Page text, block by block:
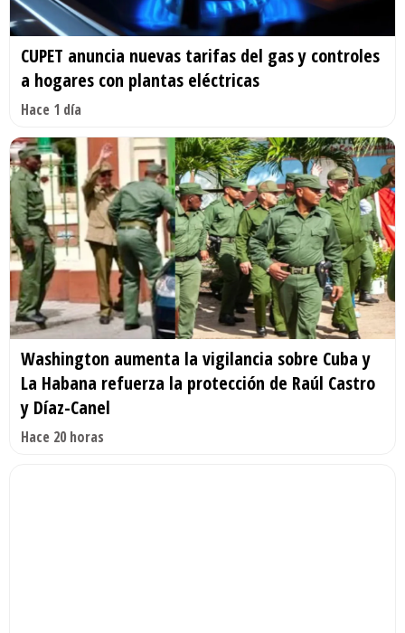
CUPET anuncia nuevas tarifas del gas y controles
a hogares con plantas eléctricas
Hace 1 día
Washington aumenta la vigilancia sobre Cuba y
La Habana refuerza la protección de Raúl Castro
y Díaz-Canel
Hace 20 horas